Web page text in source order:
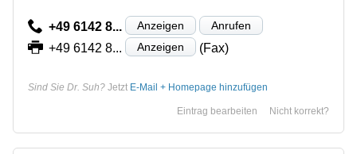
+49 6142 8... Anzeigen Anrufen
+49 6142 8... Anzeigen (Fax)
Sind Sie Dr. Suh? Jetzt E-Mail + Homepage hinzufügen
Nicht korrekt?
Eintrag bearbeiten